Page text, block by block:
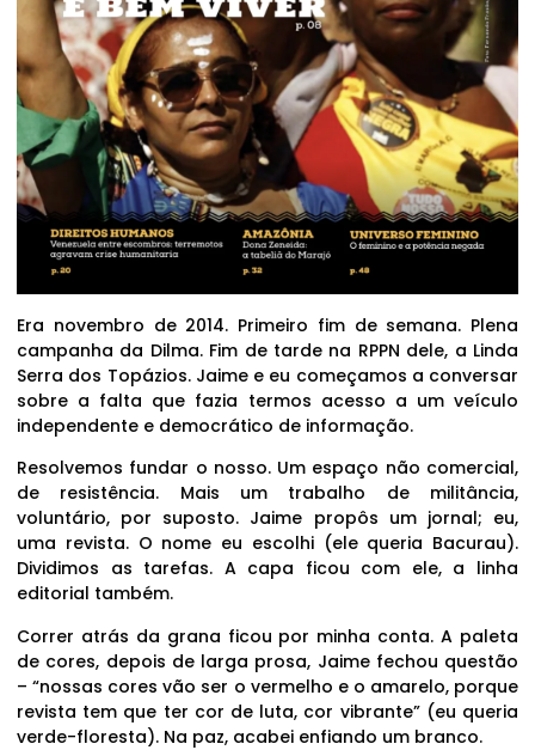
Era novembro de 2014. Primeiro fim de semana. Plena
campanha da Dilma. Fim de tarde na RPPN dele, a Linda
Serra dos Topázios. Jaime e eu começamos a conversar
sobre a falta que fazia termos acesso a um veículo
independente e democrático de informação.
Resolvemos fundar o nosso. Um espaço não comercial,
de resistência. Mais um trabalho de militância,
voluntário, por suposto. Jaime propôs um jornal; eu,
uma revista. O nome eu escolhi (ele queria Bacurau).
Dividimos as tarefas. A capa ficou com ele, a linha
editorial também.
Correr atrás da grana ficou por minha conta. A paleta
de cores, depois de larga prosa, Jaime fechou questão
– “nossas cores vão ser o vermelho e o amarelo, porque
revista tem que ter cor de luta, cor vibrante” (eu queria
verde-floresta). Na paz, acabei enfiando um branco.